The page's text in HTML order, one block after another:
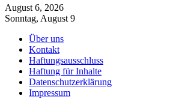
August 6, 2026
Sonntag, August 9
Über uns
Kontakt
Haftungsausschluss
Haftung für Inhalte
Datenschutzerklärung
Impressum